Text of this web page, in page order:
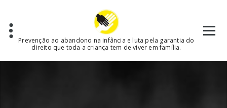
content
Prevenção ao abandono na infância e luta pela garantia do
direito que toda a criança tem de viver em família.